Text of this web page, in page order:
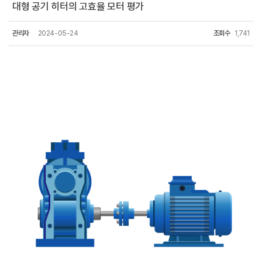
대형 공기 히터의 고효율 모터 평가
관리자 2024-05-24 조회수 1,741